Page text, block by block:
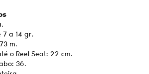
7 a 14 gr.
m.
o Reel Seat: 22 cm.
36.